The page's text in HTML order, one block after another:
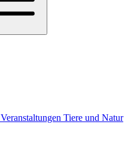
Veranstaltungen Tiere und Natur